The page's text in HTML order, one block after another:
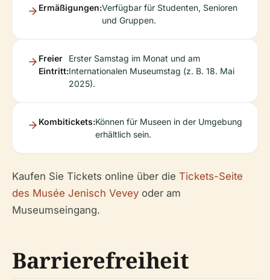
Ermäßigungen:Verfügbar für Studenten, Senioren
und Gruppen.
Freier
Eintritt:
Erster Samstag im Monat und am
Internationalen Museumstag (z. B. 18. Mai
2025).
Kombitickets:Können für Museen in der Umgebung
erhältlich sein.
Kaufen Sie Tickets online über die Tickets-Seite
des Musée Jenisch Vevey oder am
Museumseingang.
Barrierefreiheit